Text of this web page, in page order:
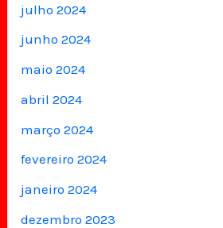
julho 2024
junho 2024
maio 2024
abril 2024
março 2024
fevereiro 2024
janeiro 2024
dezembro 2023